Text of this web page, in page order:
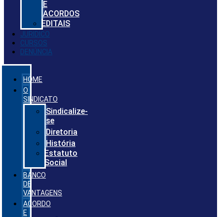
E
ACORDOS
EDITAIS
JURIDICO
CURSOS
DENÚNCIA
HOME
O
SINDICATO
Sindicalize-
se
Diretoria
História
Estatuto
Social
BANCO
DE
VANTAGENS
ACORDO
E